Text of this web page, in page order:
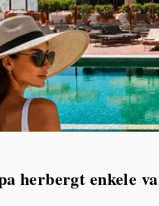
herbergt enkele